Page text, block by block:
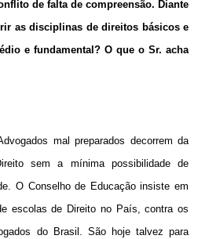
de falta de compreensão. Diante
as disciplinas de direitos básicos e
e fundamental? O que o Sr. acha
mal preparados decorrem da
sem a mínima possibilidade de
O Conselho de Educação insiste em
escolas de Direito no País, contra os
do Brasil. São hoje talvez para